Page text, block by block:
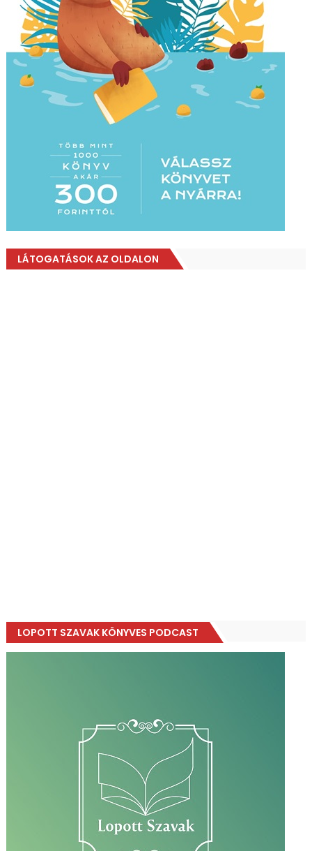
LÁTOGATÁSOK AZ OLDALON
LOPOTT SZAVAK KÖNYVES PODCAST